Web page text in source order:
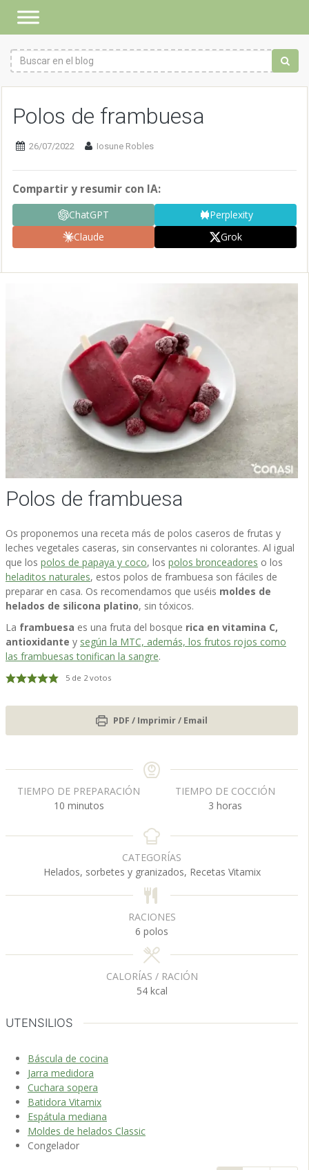
Polos de frambuesa
26/07/2022 Iosune Robles
Compartir y resumir con IA:
ChatGPT
Perplexity
Claude
Grok
Polos de frambuesa
Os proponemos una receta más de polos caseros de frutas y
leches vegetales caseras, sin conservantes ni colorantes. Al igual
que los polos de papaya y coco, los polos bronceadores o los
heladitos naturales, estos polos de frambuesa son fáciles de
preparar en casa. Os recomendamos que uséis moldes de
helados de silicona platino, sin tóxicos.
La frambuesa es una fruta del bosque rica en vitamina C,
antioxidante y según la MTC, además, los frutos rojos como
las frambuesas tonifican la sangre.
5de 2votos
PDF / Imprimir / Email
TIEMPO DE PREPARACIÓN
10m
n
o
s
minutos
TIEMPO DE COCCIÓN
3h
r
horas
CATEGORÍAS
Helados, sorbetes y granizados, Recetas Vitamix
RACIONES
6 polos
CALORÍAS / RACIÓN
54 kcal
UTENSILIOS
Báscula de cocina
Jarra medidora
Cuchara sopera
Batidora Vitamix
Espátula mediana
Moldes de helados Classic
Congelador